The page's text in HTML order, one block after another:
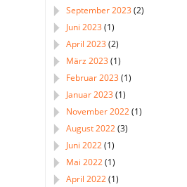
September 2023(2)
Juni 2023(1)
April 2023(2)
März 2023(1)
Februar 2023(1)
Januar 2023(1)
November 2022(1)
August 2022(3)
Juni 2022(1)
Mai 2022(1)
April 2022(1)